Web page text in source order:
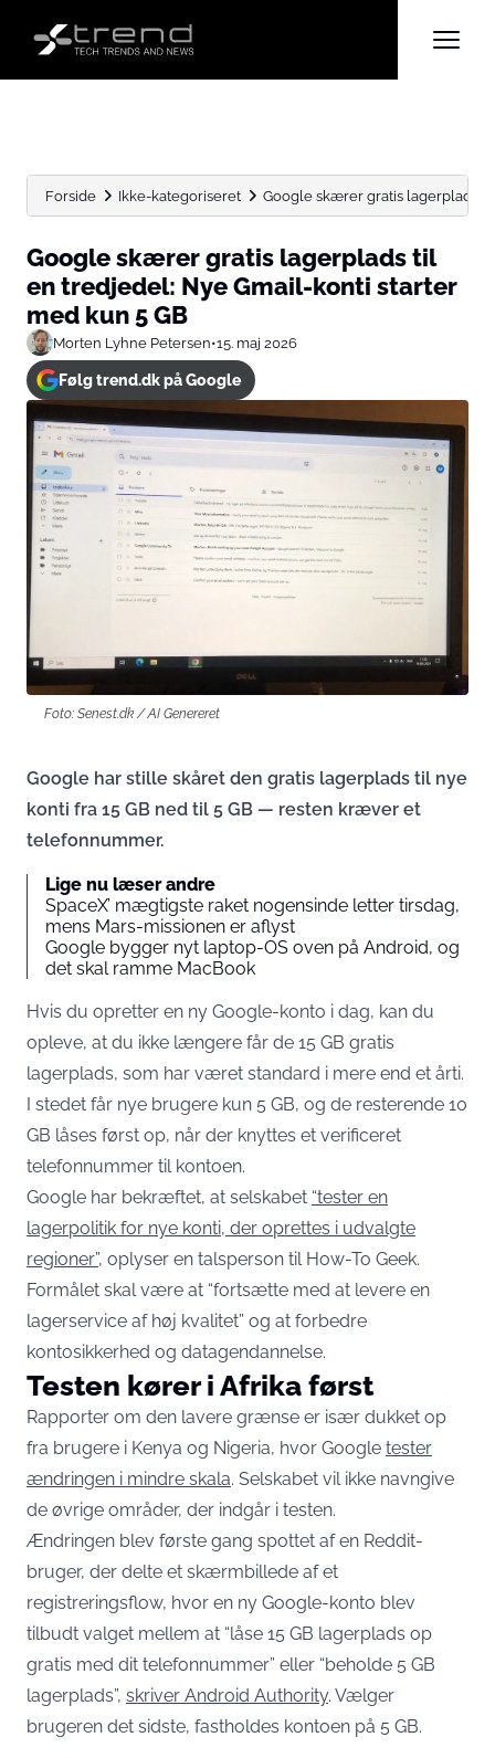
Forside Ikke-kategoriseret Google skærer gratis lagerplads
Google skærer gratis lagerplads til
en tredjedel: Nye Gmail-konti starter
med kun 5 GB
Morten Lyhne Petersen•15. maj 2026
Følg trend.dk på Google
Foto: Senest.dk / AI Genereret
Google har stille skåret den gratis lagerplads til nye
konti fra 15 GB ned til 5 GB — resten kræver et
telefonnummer.
Lige nu læser andre
SpaceX’ mægtigste raket nogensinde letter tirsdag,
mens Mars-missionen er aflyst
Google bygger nyt laptop-OS oven på Android, og
det skal ramme MacBook
Hvis du opretter en ny Google-konto i dag, kan du
opleve, at du ikke længere får de 15 GB gratis
lagerplads, som har været standard i mere end et årti.
I stedet får nye brugere kun 5 GB, og de resterende 10
GB låses først op, når der knyttes et verificeret
telefonnummer til kontoen.
Google har bekræftet, at selskabet “tester en
lagerpolitik for nye konti, der oprettes i udvalgte
regioner”, oplyser en talsperson til How-To Geek.
Formålet skal være at “fortsætte med at levere en
lagerservice af høj kvalitet” og at forbedre
kontosikkerhed og datagendannelse.
Testen kører i Afrika først
Rapporter om den lavere grænse er især dukket op
fra brugere i Kenya og Nigeria, hvor Google tester
ændringen i mindre skala. Selskabet vil ikke navngive
de øvrige områder, der indgår i testen.
Ændringen blev første gang spottet af en Reddit-
bruger, der delte et skærmbillede af et
registreringsflow, hvor en ny Google-konto blev
tilbudt valget mellem at “låse 15 GB lagerplads op
gratis med dit telefonnummer” eller “beholde 5 GB
lagerplads”, skriver Android Authority. Vælger
brugeren det sidste, fastholdes kontoen på 5 GB.